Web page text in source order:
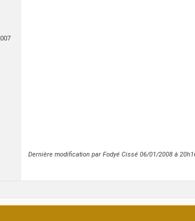
Dernière modification par Fodyé Cissé 06/01/2008 à